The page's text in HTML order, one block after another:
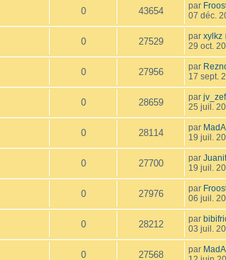
0 43654 par
07 déc.
0 27529 par xylkz
29 oct.
0 27956 par
17 sept.
0 28659 par
25 juil.
0 28114 par
19 juil.
0 27700 par
19 juil.
0 27976 par
06 juil.
0 28212 par
03 juil.
0 27568 par